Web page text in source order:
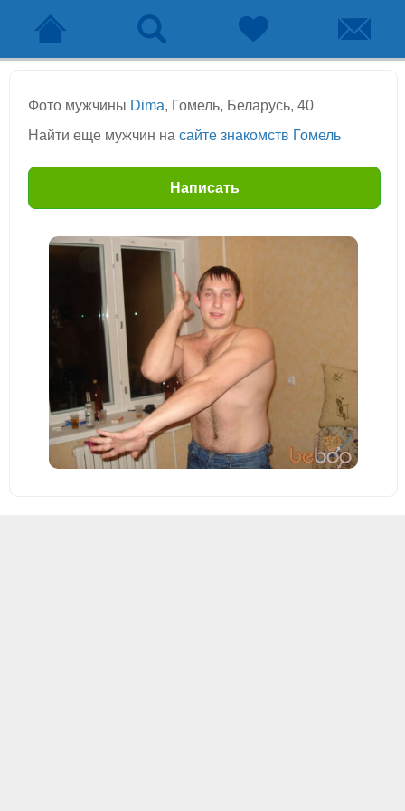
Фото мужчины Dima, Гомель, Беларусь, 40
Найти еще мужчин на сайте знакомств Гомель
Написать